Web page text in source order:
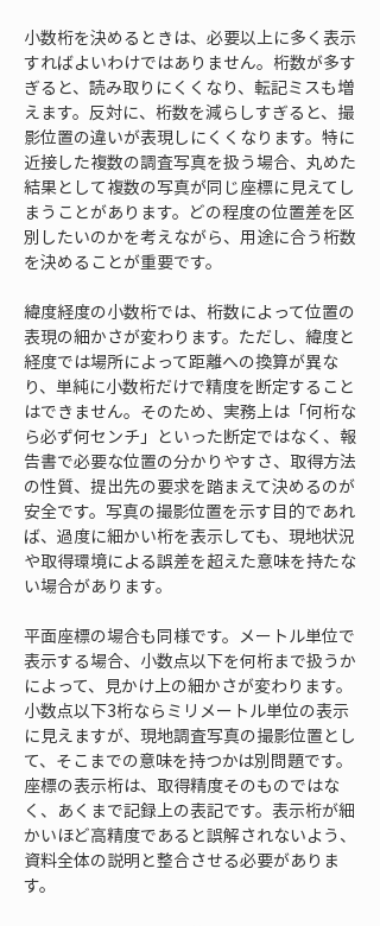
小数桁を決めるときは、必要以上に多く表示
すればよいわけではありません。桁数が多す
ぎると、読み取りにくくなり、転記ミスも増
えます。反対に、桁数を減らしすぎると、撮
影位置の違いが表現しにくくなります。特に
近接した複数の調査写真を扱う場合、丸めた
結果として複数の写真が同じ座標に見えてし
まうことがあります。どの程度の位置差を区
別したいのかを考えながら、用途に合う桁数
を決めることが重要です。
緯度経度の小数桁では、桁数によって位置の
表現の細かさが変わります。ただし、緯度と
経度では場所によって距離への換算が異な
り、単純に小数桁だけで精度を断定すること
はできません。そのため、実務上は「何桁な
ら必ず何センチ」といった断定ではなく、報
告書で必要な位置の分かりやすさ、取得方法
の性質、提出先の要求を踏まえて決めるのが
安全です。写真の撮影位置を示す目的であれ
ば、過度に細かい桁を表示しても、現地状況
や取得環境による誤差を超えた意味を持たな
い場合があります。
平面座標の場合も同様です。メートル単位で
表示する場合、小数点以下を何桁まで扱うか
によって、見かけ上の細かさが変わります。
小数点以下3桁ならミリメートル単位の表示
に見えますが、現地調査写真の撮影位置とし
て、そこまでの意味を持つかは別問題です。
座標の表示桁は、取得精度そのものではな
く、あくまで記録上の表記です。表示桁が細
かいほど高精度であると誤解されないよう、
資料全体の説明と整合させる必要がありま
す。